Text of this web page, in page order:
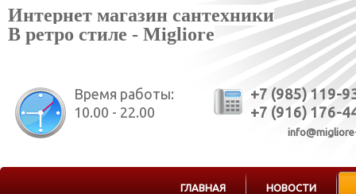
Интернет магазин сантехники
В ретро стиле - Migliore
Время работы:
10.00 - 22.00
+7 (985) 119-
+7 (916) 176-
ГЛАВНАЯ НОВОСТИ